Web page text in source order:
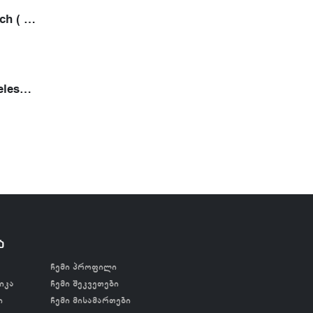
Ambition Epoch ( 2 ელემენტით)
Ambition Wireless Tattoo Printer- თერმული პრინტერი
ჩემი პროფილი
ჩემი შეკვეთები
ჩემი მისამართები